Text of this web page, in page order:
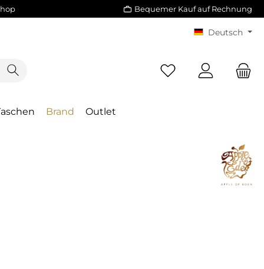
Bequemer Kauf auf Rechnung
Deutsch
Brand Outlet